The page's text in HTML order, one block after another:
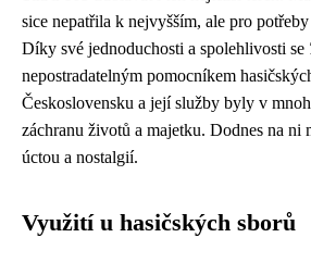
sice nepatřila k nejvyšším, ale pro
Díky své jednoduchosti a spolehlivosti se
nepostradatelným pomocníkem
Československu a její služby byly v
záchranu životů a majetku. Dodnes na ni
úctou a nostalgií.
Využití u hasičských sborů